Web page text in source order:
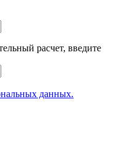
расчет, введите
данных.